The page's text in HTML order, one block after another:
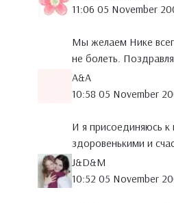
11:06 05 November
Мы желаем Нике
не болеть.
A&A
10:58 05 November
И я присоединяюсь
здоровенькими и
J&D&M
10:52 05 November